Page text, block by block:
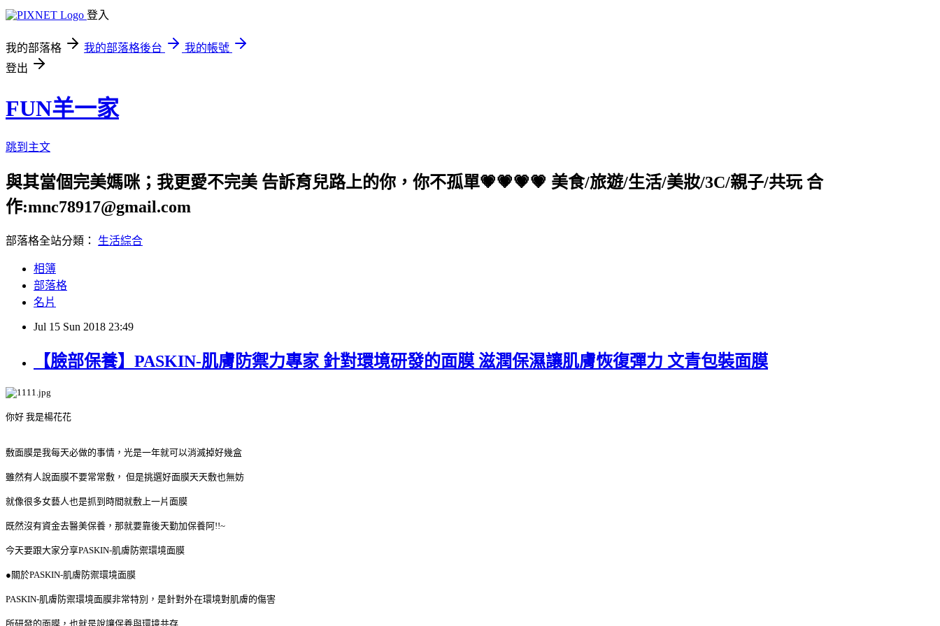
登入
我的部落格 我的部落格後台
我的帳號
登出
FUN羊一家
跳到主文
與其當個完美媽咪；我更愛不完美 告訴育兒路上的你，你不孤單💗💗💗💗 美食/旅遊/生活/美妝/3C/親子/共玩 合
作:mnc78917@gmail.com
部落格全站分類： 生活綜合
相簿
部落格
名片
Jul 15 Sun 2018 23:49
【臉部保養】PASKIN-肌膚防禦力專家 針對環境研發的面膜 滋潤保濕讓肌膚恢復彈力 文青包裝面膜
你好 我是楊花花
敷面膜是我每天必做的事情，光是一年就可以消滅掉好幾盒
雖然有人說面膜不要常常敷， 但是挑選好面膜天天敷也無妨
就像很多女藝人也是抓到時間就敷上一片面膜
既然沒有資金去醫美保養，那就要靠後天勤加保養阿!!~
今天要跟大家分享PASKIN-肌膚防禦環境面膜
●關於PASKIN-肌膚防禦環境面膜
PASKIN-肌膚防禦環境面膜非常特別，是針對外在環境對肌膚的傷害
所研發的面膜，也就是說讓保養與環境共存